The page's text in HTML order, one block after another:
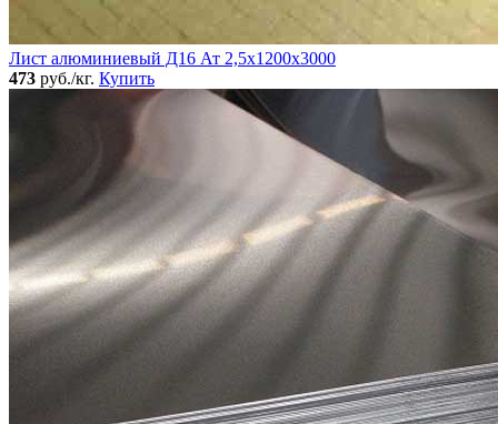
Лист алюминиевый Д16 Ат 2,5х1200х3000
473 руб./кг. Купить